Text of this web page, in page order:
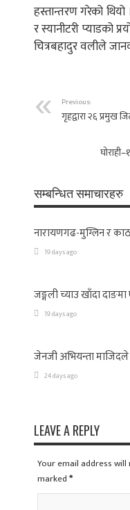
हस्तान्तरण गरेको थियो
र स्यानीटरी प्याडको
चित्रबहादुर वलीले
Previous:
गृहद्वारा २६ प्रमुख
सम्बन्धित समाचारहरु
नारायणगढ-मुग्लिन र
19 days ago
जङ्गली च्याउ खाँदा
19 days ago
जेनजी अभियन्ता माजिदले
24 days ago
LEAVE A REPLY
Your email address
marked*